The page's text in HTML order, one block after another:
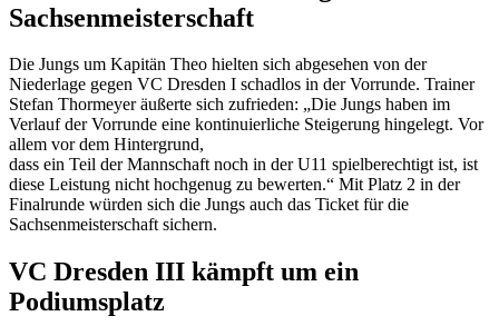
Sachsenmeisterschaft
Die Jungs um Kapitän Theo hielten sich abgesehen von der
Niederlage gegen VC Dresden I schadlos in der Vorrunde. Trainer
Stefan Thormeyer äußerte sich zufrieden: „Die Jungs haben im
Verlauf der Vorrunde eine kontinuierliche Steigerung hingelegt. Vor
allem vor dem Hintergrund,
dass ein Teil der Mannschaft noch in der U11 spielberechtigt ist, ist
diese Leistung nicht hochgenug zu bewerten.“ Mit Platz 2 in der
Finalrunde würden sich die Jungs auch das Ticket für die
Sachsenmeisterschaft sichern.
VC Dresden III kämpft um ein
Podiumsplatz